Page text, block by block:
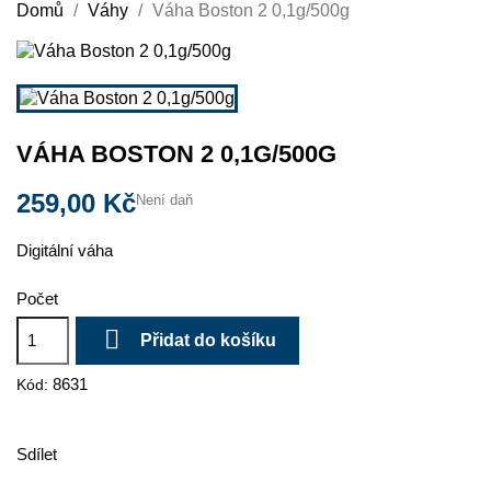
Domů Váhy Váha Boston 2 0,1g/500g
VÁHA BOSTON 2 0,1G/500G
259,00 KčNení daň
Digitální váha
Počet
 Přidat do košíku
Kód: 8631
Sdílet